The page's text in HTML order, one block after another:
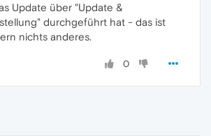
Update über "Update &
durchgeführt hat - das ist
nichts anderes.
0